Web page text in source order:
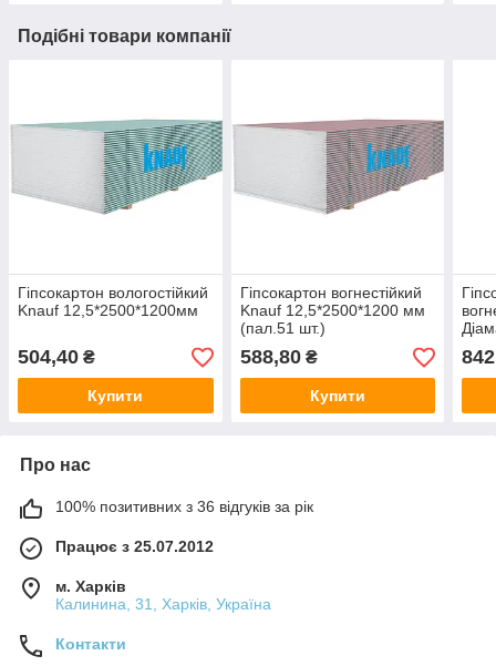
Подібні товари компанії
Гіпсокартон вологостійкий
Knauf 12,5*2500*1200мм
504,40 ₴
Купити
Гіпсокартон вогнестійкий
Knauf 12,5*2500*1200 мм
(пал.51 шт.)
588,80₴
Купити
п.)
842
Про нас
100% позитивних з 36 відгуків за рік
Працює з 25.07.2012
м. Харків
Калинина, 31, Харків, Україна
Контакти